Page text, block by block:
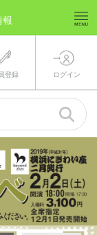
報
登録 ログイン